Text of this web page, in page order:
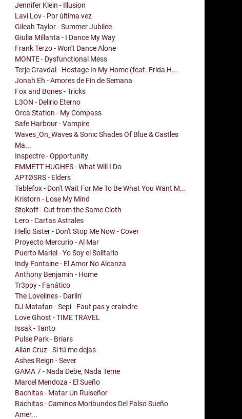
Jennifer Klein - Illusion
Lavi Lov - Por última vez
Gileah Taylor - Summer Jubilee
Giulia Millanta - I Dance My Way
Frank Terzo - Won't Dance Alone
MONTE - Dysfunctional Mess
Terje Gravdal - Hostage In My Home (feat. Frida H...
Jonah Eh - Amores de Fin de Semana
Fox and Bones - Tricks
L3ON - Delirio Eterno
Orca Station - My Compass
Safe Harbour - Vampire
Waves_On_Waves & Sonic Shades Of Blue & Castles
Ma...
Inspectre - Opportunity
EMMETT HUGHES - What Will I Do
APTØSRS - Elders
Tablefox - Don't Wait For Me To Be What You Want M...
Kristorn - Lose My Mind
Stokoff - Cut from the Same Cloth
Lero - Cartas Astrales
Hello Sister - Don't Stop Me Now - Cover
Proyecto Mercurio - Al Mar
Puerto Mariel - Yo Soy el Solitario
Indy Fontaine - El Amor No Alcanza
Anthony Benjamin - Home
Tr3ppy - Fanático
The Lovelines - Darlin'
DJ Matafan - Sepi - Faut pas y craindre
Love Ghost - TIME TRAVEL
Issak - Tanto
Pulse Park - Briars
Alian Cruz - Si tú me dejas
Ashes Reign - Sever
GAMA 7 - Nada Debe, Nada Teme
Marcel Mendoza - El Sueño
Bachitas - Matar Un Ruiseñor
Bachitas - Caminos Moribundos Del Falso Sueño
Amer...